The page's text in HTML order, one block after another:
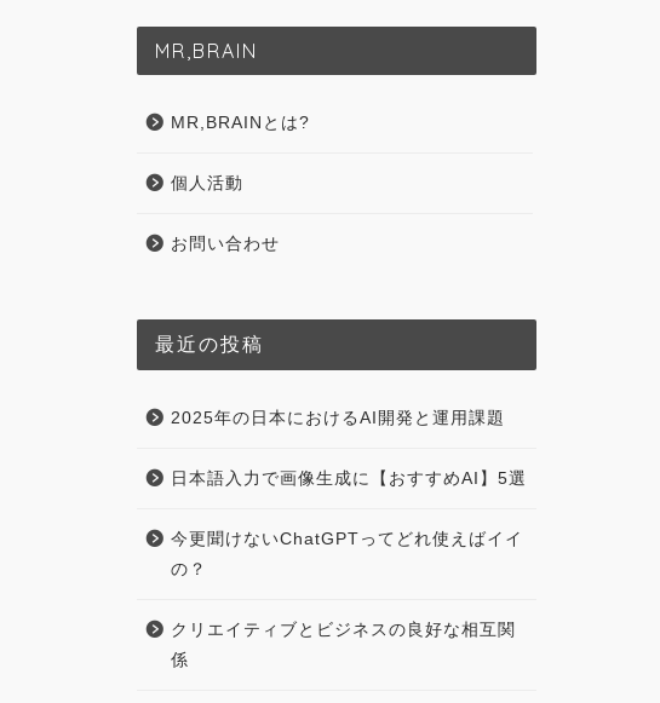
MR,BRAIN
MR,BRAINとは?
個人活動
お問い合わせ
最近の投稿
2025年の日本におけるAI開発と運用課題
日本語入力で画像生成に【おすすめAI】5選
今更聞けないChatGPTってどれ使えばイイ
の？
クリエイティブとビジネスの良好な相互関
係